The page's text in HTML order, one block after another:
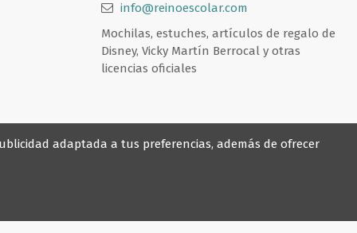
info@reinoescolar.com
Mochilas, estuches, artículos de regalo de
Disney, Vicky Martín Berrocal y otras
licencias oficiales
adaptada a tus preferencias, además de ofrecer